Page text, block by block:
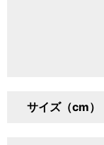
サイズ（cm）